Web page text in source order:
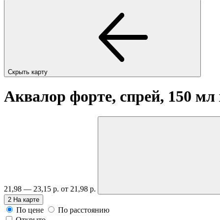
Скрыть карту
Аквалор форте, спрей, 150 мл
21,98 — 23,15 р. от 21,98 р.
2 На карте
По цене
По расстоянию